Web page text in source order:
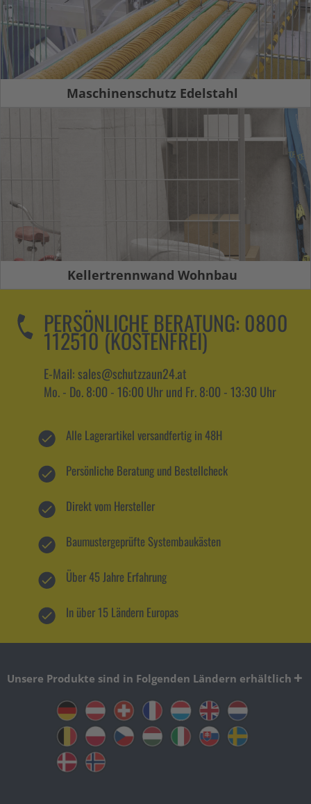
Maschinenschutz Edelstahl
Kellertrennwand Wohnbau
PERSÖNLICHE BERATUNG: 0800
112510 (KOSTENFREI)
E-Mail: sales@schutzzaun24.at
Mo. - Do. 8:00 - 16:00 Uhr und Fr. 8:00 - 13:30 Uhr
Alle Lagerartikel versandfertig in 48H
Persönliche Beratung und Bestellcheck
Direkt vom Hersteller
Baumustergeprüfte Systembaukästen
Über 45 Jahre Erfahrung
In über 15 Ländern Europas
Unsere Produkte sind in Folgenden Ländern erhältlich